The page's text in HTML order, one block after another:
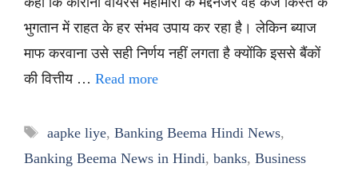
भुगतान में राहत के हर संभव उपाय कर रहा है। लेकिन ब्याज
माफ करवाना उसे सही निर्णय नहीं लगता है क्योंकि इससे बैंकों
की वित्तीय … Read more
Tags
aapke liye, Banking Beema Hindi News,
Banking Beema News in Hindi, banks, Business